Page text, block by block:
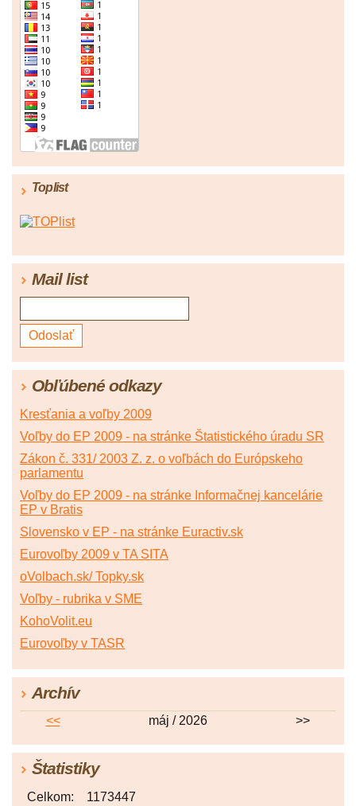
Toplist
Mail list
Obľúbené odkazy
Kresťania a voľby 2009
Voľby do EP 2009 - na stránke Štatistického úradu SR
Zákon č. 331/ 2003 Z. z. o voľbách do Európskeho
parlamentu
Voľby do EP 2009 - na stránke Informačnej kancelárie
EP v Bratis
Slovensko v EP - na stránke Euractiv.sk
Eurovoľby 2009 v TA SITA
oVolbach.sk/ Topky.sk
Voľby - rubrika v SME
KohoVolit.eu
Eurovoľby v TASR
Archív
<< máj / 2026 >>
Štatistiky
Celkom: 1173447